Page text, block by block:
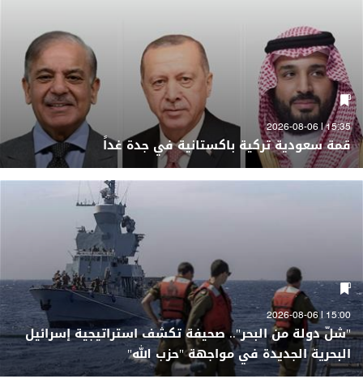
15:35 | 2026-08-06
قمة سعودية تركية باكستانية في جدة غداً
15:00 | 2026-08-06
"شلّ دولة من البحر".. صحيفة تكشف استراتيجية إسرائيل
البحرية الجديدة في مواجهة "حزب الله"